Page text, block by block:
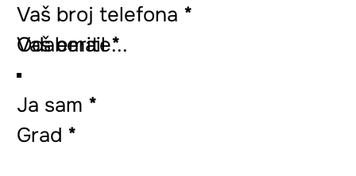
Vaš broj telefona *
Vaš email *
Ja sam *
Grad *